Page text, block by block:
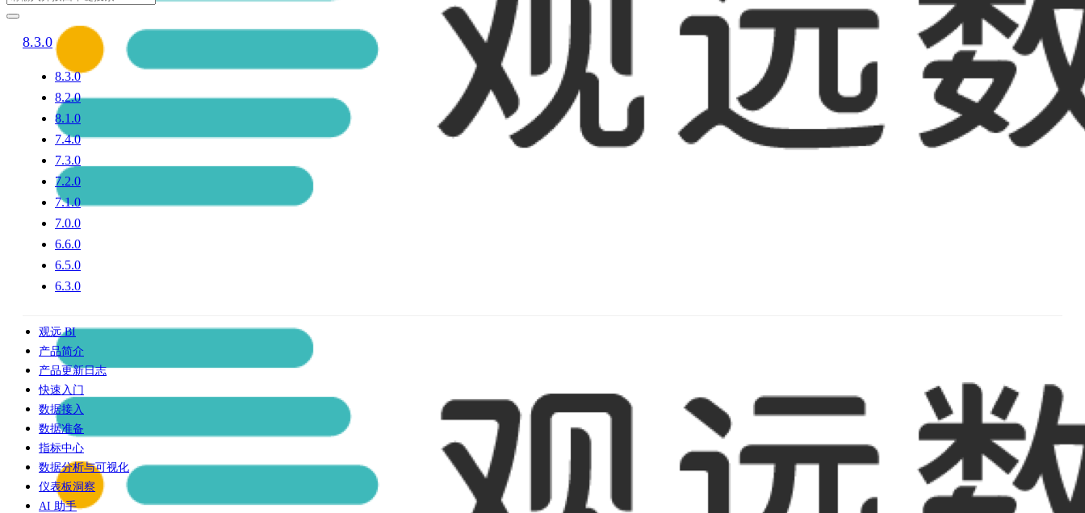
8.3.0
8.3.0
8.2.0
8.1.0
7.4.0
7.3.0
7.2.0
7.1.0
7.0.0
6.6.0
6.5.0
6.3.0
观远 BI
产品简介
产品更新日志
快速入门
数据接入
数据准备
指标中心
数据分析与可视化
仪表板洞察
AI 助手